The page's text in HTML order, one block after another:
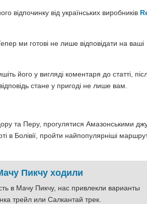
від українських виробників
ми готові не лише відповідати на ваші
його у вигляді коментаря до статті,
стане у пригоді не лише вам.
та Перу, прогулятися Амазонськими
в Болівії, пройти найпопулярніші
Пикчу ходили
в Мачу Пикчу, нас привлекли варианты
трейл или Салкантай трек.